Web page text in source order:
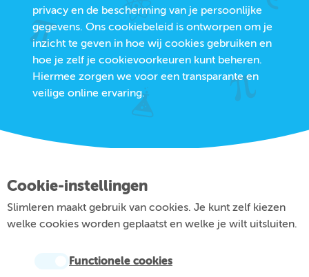
privacy en de bescherming van je persoonlijke
gegevens. Ons cookiebeleid is ontworpen om je
inzicht te geven in hoe wij cookies gebruiken en
hoe je zelf je cookievoorkeuren kunt beheren.
Hiermee zorgen we voor een transparante en
veilige online ervaring.
Cookie-instellingen
Slimleren maakt gebruik van cookies. Je kunt zelf kiezen
welke cookies worden geplaatst en welke je wilt uitsluiten.
Functionele cookies